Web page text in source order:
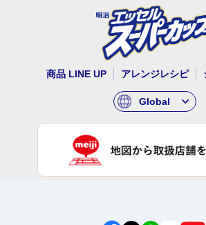
商品 LINE UP アレンジレシピ
Global